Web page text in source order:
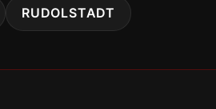
RUDOLSTADT